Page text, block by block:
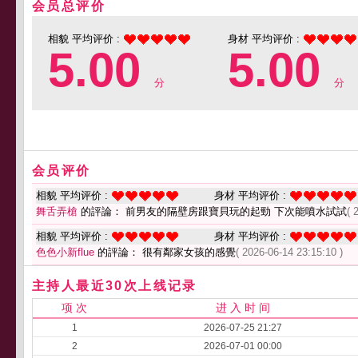
会员总评价
相貌 平均评价 :
5.00 分
身材 平均评价 :
5.00 分
会员评价
相貌 平均评价 :
身材 平均评价 :
舞舌弄槍 的評論： 前男友的隔壁房跟寶貝玩的起勁 下次能噴水試試(
相貌 平均评价 :
身材 平均评价 :
色色小新flue 的評論： 很有鄰家女孩的感覺( 2026-06-14 23:15:10 )
主持人最近30次上线记录
项 次 进 入 时 间
1
2026-07-25 21:27
2
2026-07-01 00:00